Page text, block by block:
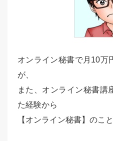
オンライン秘書で月10万
が、
また、オンライン秘書講
た経験から
【オンライン秘書】のこ